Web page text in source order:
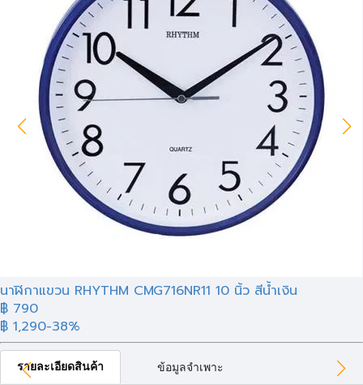
นาฬิกาแขวน RHYTHM CMG716NR11 10 นิ้ว สีน้ำเงิน
฿ 790
฿ 1,290-38%
รายละเอียดสินค้า ข้อมูลจำเพาะ